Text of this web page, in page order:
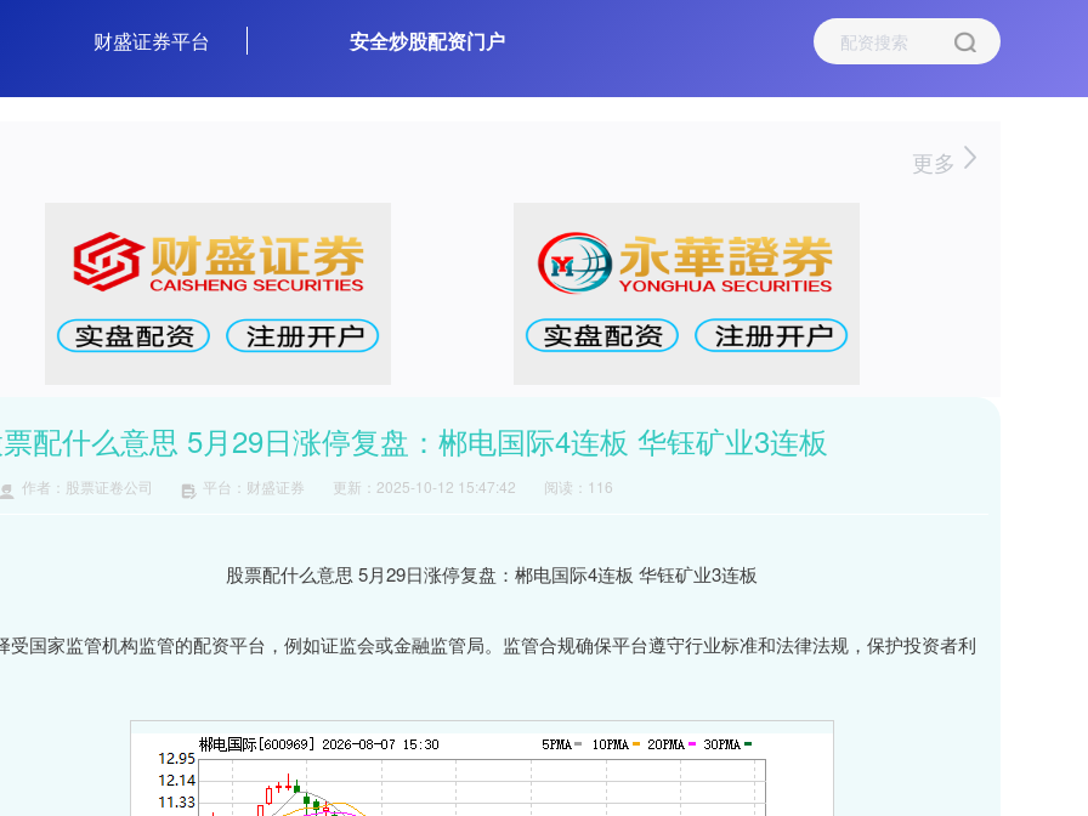
财盛证券平台 安全炒股配资门户
更多
配什么意思 5月29日涨停复盘：郴电国际4连板 华钰矿业3连板
作者：股票证卷公司 平台：财盛证券 更新：2025-10-12 15:47:42 阅读：116
受国家监管机构监管的配资平台，例如证监会或金融监管局。监管合规确保平台遵守行业标准和法律法规，保护投资者利